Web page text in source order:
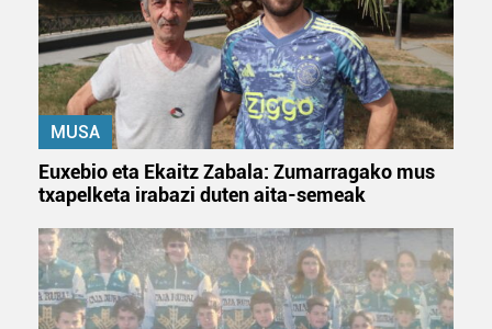
MUSA
Euxebio eta Ekaitz Zabala: Zumarragako mus
txapelketa irabazi duten aita-semeak